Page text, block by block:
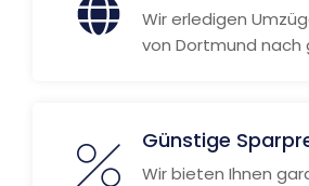
Wir erledigen
von Dortmund nach
Günstige
Wir bieten Ihnen